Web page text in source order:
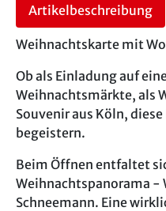
Artikelbeschreibung
Weihnachtskarte mit
Ob als Einladung auf
Weihnachtsmärkte, als
Souvenir aus Köln,
begeistern.
Beim Öffnen entfaltet
Weihnachtspanorama
Schneemann. Eine